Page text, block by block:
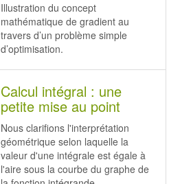
Illustration du concept
mathématique de gradient au
travers d’un problème simple
d’optimisation.
Calcul intégral : une
petite mise au point
Nous clarifions l'interprétation
géométrique selon laquelle la
valeur d'une intégrale est égale à
l'aire sous la courbe du graphe de